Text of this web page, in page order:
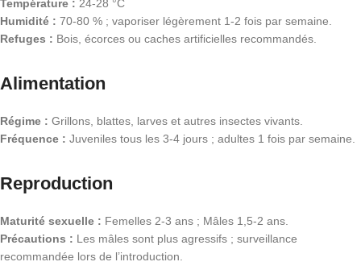
Température : 24-28 °C
Humidité : 70-80 % ; vaporiser légèrement 1-2 fois par semaine.
Refuges : Bois, écorces ou caches artificielles recommandés.
Alimentation
Régime : Grillons, blattes, larves et autres insectes vivants.
Fréquence : Juveniles tous les 3-4 jours ; adultes 1 fois par semaine.
Reproduction
Maturité sexuelle : Femelles 2-3 ans ; Mâles 1,5-2 ans.
Précautions : Les mâles sont plus agressifs ; surveillance
recommandée lors de l’introduction.